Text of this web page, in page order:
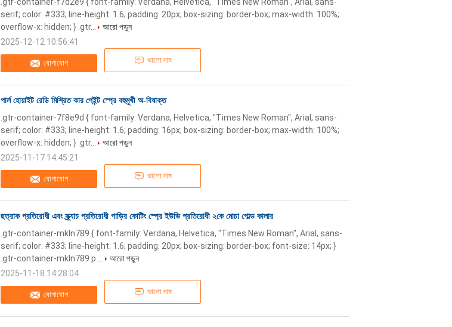
যোগাযোগ ভালো দাম
serif; color: #333; line-height: 1.6; padding: 20px; box-sizing: border-box; max-width: 100%;
overflow-x: hidden; } .gtr...
আরো পড়ুন
2025-12-12 10:56:41
পার্ল হোয়াইট রেডি মিশ্রিত কার পেইন্ট স্প্রে বহুমুখী অ-বিষাক্ত
যোগাযোগ ভালো দাম
.gtr-container-7f8e9d { font-family: Verdana, Helvetica, "Times New Roman", Arial, sans-
serif; color: #333; line-height: 1.6; padding: 16px; box-sizing: border-box; max-width: 100%;
overflow-x: hidden; } .gtr...
আরো পড়ুন
2025-11-17 14:45:21
ছত্রাক প্রতিরোধী এবং স্ক্র্যাচ প্রতিরোধী গাড়ির কোটিং স্প্রে ইউভি প্রতিরোধী ২কে মোচা গোল্ড কালার
যোগাযোগ ভালো দাম
.gtr-container-mkln789 { font-family: Verdana, Helvetica, "Times New Roman", Arial, sans-
serif; color: #333; line-height: 1.6; padding: 20px; box-sizing: border-box; font-size: 14px; }
.gtr-container-mkln789 p ...
আরো পড়ুন
2025-11-18 14:28:04